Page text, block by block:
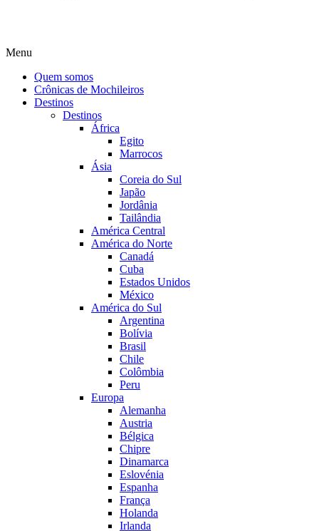
Menu
Quem somos
Crônicas de Mochileiros
Destinos
Destinos
África
Egito
Marrocos
Ásia
Coreia do Sul
Japão
Jordânia
Tailândia
América Central
América do Norte
Canadá
Cuba
Estados Unidos
México
América do Sul
Argentina
Bolívia
Brasil
Chile
Colômbia
Peru
Europa
Alemanha
Austria
Bélgica
Chipre
Dinamarca
Eslovénia
Espanha
França
Holanda
Irlanda